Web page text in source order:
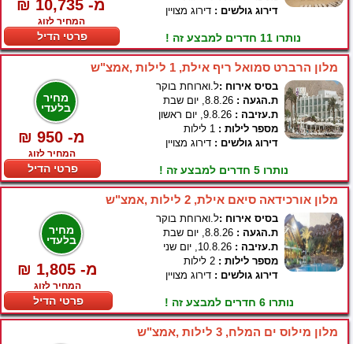
₪ 10,735 -מ
המחיר לזוג
פרטי הדיל
דירוג גולשים : דירוג מצויין
נותרו 11 חדרים למבצע זה !
מלון הרברט סמואל ריף אילת, 1 לילות ,אמצ"ש
מחיר
בלעדי
₪ 950 -מ
המחיר לזוג
פרטי הדיל
בסיס אירוח :ל.וארוחת בוקר
ת.הגעה :
ת.עזיבה :
מספר לילות :
דירוג גולשים : דירוג מצויין
נותרו 5 חדרים למבצע זה !
מלון אורכידאה סיאם אילת, 2 לילות ,אמצ"ש
מחיר
בלעדי
₪ 1,805 -מ
המחיר לזוג
פרטי הדיל
בסיס אירוח :ל.וארוחת בוקר
ת.הגעה :
ת.עזיבה :
מספר לילות :
דירוג גולשים : דירוג מצויין
נותרו 6 חדרים למבצע זה !
מלון מילוס ים המלח, 3 לילות ,אמצ"ש